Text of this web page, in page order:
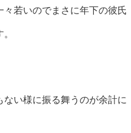
々若いのでまさに年下の彼氏
い様に振る舞うのが余計に